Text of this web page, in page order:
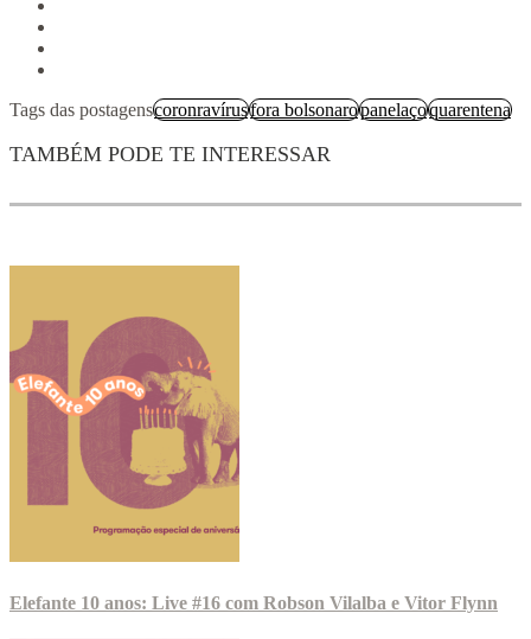
Tags das postagenscoronravírusfora bolsonaropanelaçoquarentena
TAMBÉM PODE TE INTERESSAR
Elefante 10 anos: Live #16 com Robson Vilalba e Vitor Flynn